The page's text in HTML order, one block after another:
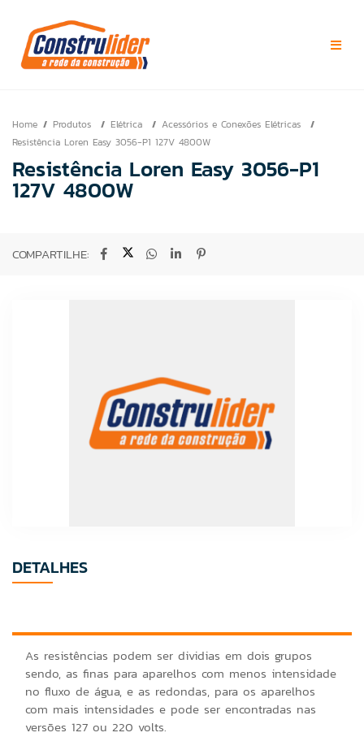
Home Produtos Elétrica
Acessórios e Conexões Elétricas
Resistência Loren Easy 3056-P1 127V 4800W
Resistência Loren Easy 3056-P1
127V 4800W
COMPARTILHE:
DETALHES
As resistências podem ser dividias em dois grupos
sendo, as finas para aparelhos com menos intensidade
no fluxo de água, e as redondas, para os aparelhos
com mais intensidades e pode ser encontradas nas
versões 127 ou 220 volts.